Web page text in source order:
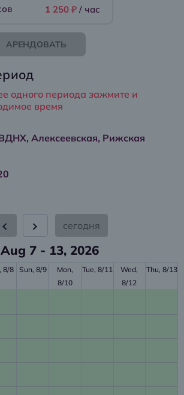
1 250 ₽ / час
АРЕНДОВАТЬ
одного периода зажмите и
время
Алексеевская, Рижская
сегодня
Aug 7 - 13, 2026
8/8 Sun, 8/9
Mon,
8/10
Tue, 8/11
Wed,
8/12
Thu, 8/13